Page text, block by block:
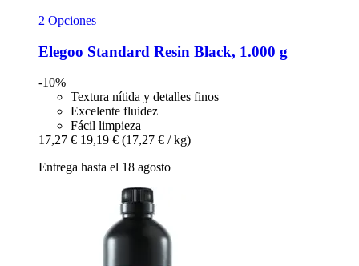
2 Opciones
Elegoo Standard Resin Black, 1.000 g
-10%
Textura nítida y detalles finos
Excelente fluidez
Fácil limpieza
17,27 € 19,19 € (17,27 € / kg)
Entrega hasta el 18 agosto